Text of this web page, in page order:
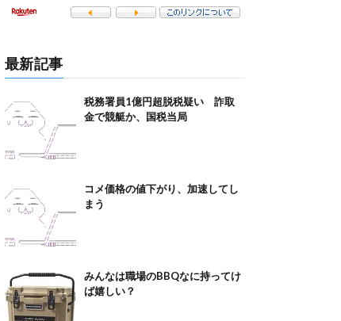
最新記事
税務署員1億円超脱税疑い 詐取
金で競艇か、国税当局
コメ価格の値下がり、加速してし
まう
みんなは職場のBBQなに持ってけ
ば嬉しい？